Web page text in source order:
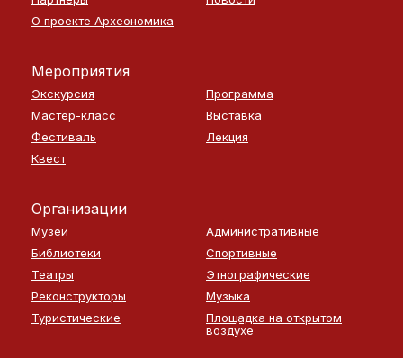
О проекте Археономика
Мероприятия
Экскурсия
Программа
Мастер-класс
Выставка
Фестиваль
Лекция
Квест
Организации
Музеи
Административные
Библиотеки
Спортивные
Театры
Этнографические
Реконструкторы
Музыка
Туристические
Площадка на открытом
воздухе